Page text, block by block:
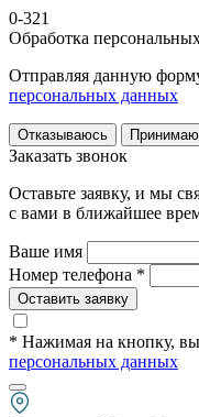
0-321
Обработка
Отправляя данную
персональных данных
Отказываюсь Принимаю
Заказать звонок
Оставьте заявку, и мы
с вами в ближайшее
Ваше имя
Номер телефона *
Оставить заявку
* Нажимая на кнопку,
персональных данных